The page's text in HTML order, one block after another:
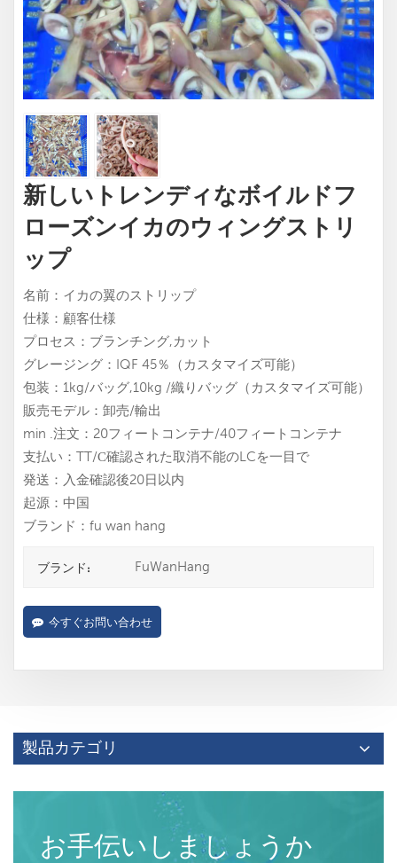
新しいトレンディなボイルドフ
ローズンイカのウィングストリ
ップ
名前：イカの翼のストリップ
仕様：顧客仕様
プロセス：ブランチング,カット
グレージング：IQF 45％（カスタマイズ可能）
包装：1kg/バッグ,10kg /織りバッグ（カスタマイズ可能）
販売モデル：卸売/輸出
min .注文：20フィートコンテナ/40フィートコンテナ
支払い：TT/С確認された取消不能のLCを一目で
発送：入金確認後20日以内
起源：中国
ブランド：fu wan hang
ブランド: FuWanHang
今すぐお問い合わせ
製品カテゴリ
お手伝いしましょうか